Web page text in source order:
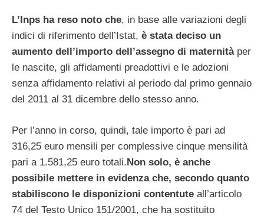
L’Inps ha reso noto che, in base alle variazioni degli
indici di riferimento dell’Istat, è stata deciso un
aumento dell’importo dell’assegno di maternitàper
le nascite, gli affidamenti preadottivi e le adozioni
senza affidamento relativi al periodo dal primo gennaio
del 2011 al 31 dicembre dello stesso anno.
Per l’anno in corso, quindi, tale importo è pari ad
316,25 euro mensili per complessive cinque mensilità
pari a 1.581,25 euro totali.Non solo, è anche
possibile mettere in evidenza che, secondo quanto
stabiliscono le disponizioni contentute all’articolo
74 del Testo Unico 151/2001, che ha sostituito